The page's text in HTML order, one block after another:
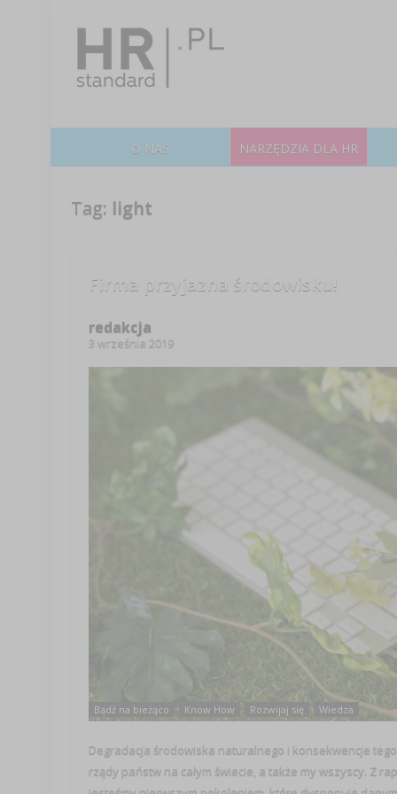
O NAS NARZĘDZIA DLA HR
Tag: light
Firma przyjazna środowisku!
redakcja
3 września 2019
Bądź na bieżąco Know How Rozwijaj się Wiedza
Degradacja środowiska naturalnego i konsekwencje
rządy państw na całym świecie, a także my wszyscy. Z